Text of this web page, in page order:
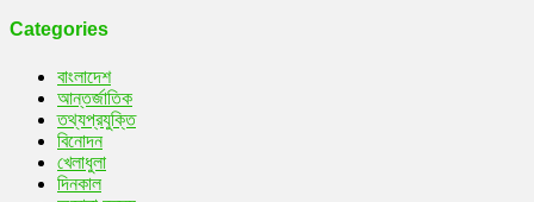
Categories
বাংলাদেশ
আন্তর্জাতিক
তথ্যপ্রযুক্তি
বিনোদন
খেলাধুলা
দিনকাল